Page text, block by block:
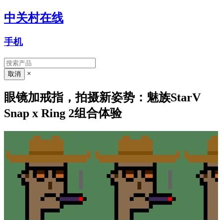
中关村在线
手机
×
眼镜加戒指，拍摄新姿势：魅族StarV
Snap x Ring 2组合体验